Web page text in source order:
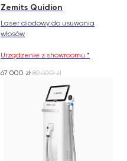
Zemits Quidion
Laser diodowy do usuwania
włosów
Urządzenie z showroomu *
67 000 zł 89 600 zł